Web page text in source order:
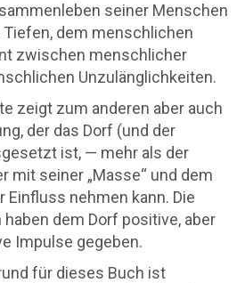
seiner Menschen
dem menschlichen
zwischen menschlicher
Unzulänglichkeiten.
zeigt zum anderen aber auch
der das Dorf (und der
ist, — mehr als der
mit seiner „Masse“ und dem
Einfluss nehmen kann. Die
dem Dorf positive, aber
Impulse gegeben.
für dieses Buch ist